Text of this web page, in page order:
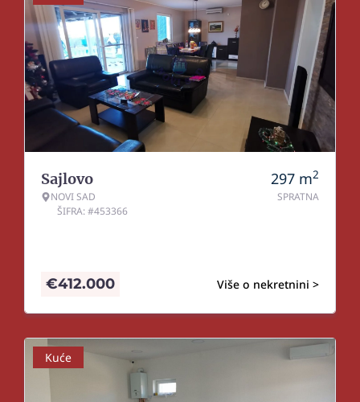
Sajlovo
NOVI SAD
ŠIFRA: #453366
297 m2
SPRATNA
Više o nekretnini >
€412.000
Kuće